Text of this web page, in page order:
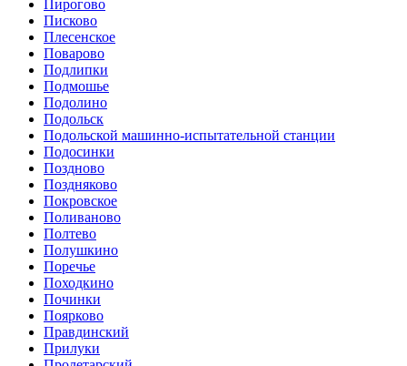
Пирогово
Писково
Плесенское
Поварово
Подлипки
Подмошье
Подолино
Подольск
Подольской машинно-испытательной станции
Подосинки
Поздново
Поздняково
Покровское
Поливаново
Полтево
Полушкино
Поречье
Походкино
Починки
Поярково
Правдинский
Прилуки